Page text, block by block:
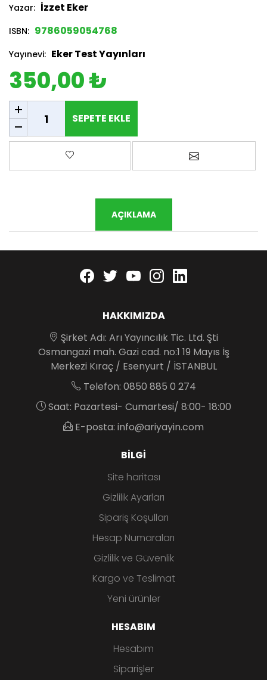
Yazar: İzzet Eker
ISBN: 9786059054768
Yayınevi: Eker Test Yayınları
350,00 ₺
SEPETE EKLE
SEPETE EKLE
Favorilere ekle Arkadaşına
AÇIKLAMA
Facebook
twitteryoutubeinstagram
HAKKIMIZDA
Şirket Adı: Arı Yayıncılık Tic. Ltd. Şti
Osmangazi mah. Gazi cad. no:1 19 Mayıs İş
Merkezi Kıraç / Esenyurt / İSTANBUL
Telefon: 0850 885 0 274
Saat: Pazartesi- Cumartesi/ 8:00- 18:00
E-posta: info@ariyayin.com
BILGI
Site haritası
Gizlilik Ayarları
Sipariş Koşulları
Hesap Numaraları
Gizlilik ve Güvenlik
Kargo ve Teslimat
Yeni ürünler
HESABIM
Hesabım
Siparişler